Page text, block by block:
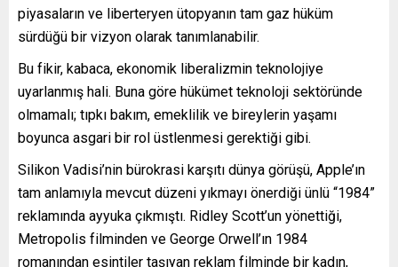
piyasaların ve liberteryen ütopyanın tam gaz hüküm
sürdüğü bir vizyon olarak tanımlanabilir.
Bu fikir, kabaca, ekonomik liberalizmin teknolojiye
uyarlanmış hali. Buna göre hükümet teknoloji sektöründe
olmamalı; tıpkı bakım, emeklilik ve bireylerin yaşamı
boyunca asgari bir rol üstlenmesi gerektiği gibi.
Silikon Vadisi’nin bürokrasi karşıtı dünya görüşü, Apple’ın
tam anlamıyla mevcut düzeni yıkmayı önerdiği ünlü “1984”
reklamında ayyuka çıkmıştı. Ridley Scott’un yönettiği,
Metropolis filminden ve George Orwell’ın 1984
romanından esintiler taşıyan reklam filminde bir kadın,